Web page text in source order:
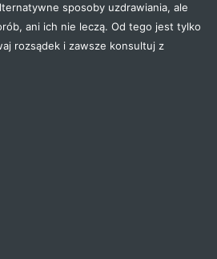
sposoby uzdrawiania, ale
ani ich nie leczą. Od tego jest tylko
rozsądek i zawsze konsultuj z